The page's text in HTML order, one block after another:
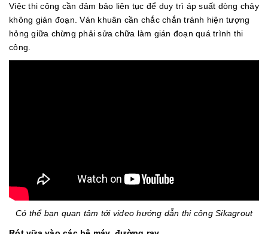
Việc thi công cần đảm bảo liên tục để duy trì áp suất dòng chảy
không gián đoạn. Ván khuân cần chắc chắn tránh hiện tượng
hỏng giữa chừng phải sửa chữa làm gián đoạn quá trình thi
công.
Có thể bạn quan tâm tới video hướng dẫn thi công Sikagrout